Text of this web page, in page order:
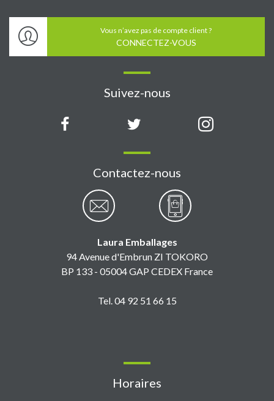
Vous n’avez pas de compte client ?
CONNECTEZ-VOUS
Suivez-nous
Contactez-nous
Laura Emballages
94 Avenue d'Embrun ZI TOKORO
BP 133 - 05004 GAP CEDEX France
Tel. 04 92 51 66 15
Horaires